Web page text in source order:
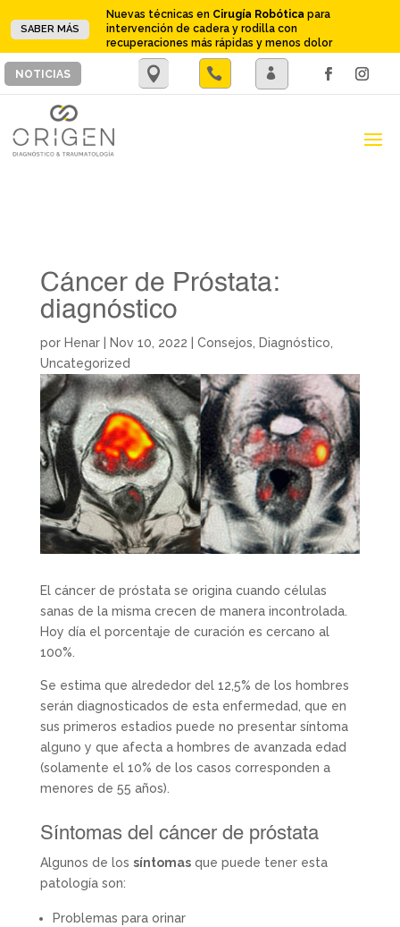
SABER MÁS
Nuevas técnicas en Cirugía Robótica para
intervención de cadera y rodilla con
recuperaciones más rápidas y menos dolor
NOTICIAS 
Cáncer de Próstata:
diagnóstico
por Henar| Nov 10, 2022 | Consejos Diagnóstico
Uncategorized
El cáncer de próstata se origina cuando células
sanas de la misma crecen de manera incontrolada.
Hoy día el porcentaje de curación es cercano al
100%.
Se estima que alrededor del 12,5% de los hombres
serán diagnosticados de esta enfermedad, que en
sus primeros estadios puede no presentar síntoma
alguno y que afecta a hombres de avanzada edad
(solamente el 10% de los casos corresponden a
menores de 55 años).
Síntomas del cáncer de próstata
Algunos de los síntomasque puede tener esta
patología son:
Problemas para orinar